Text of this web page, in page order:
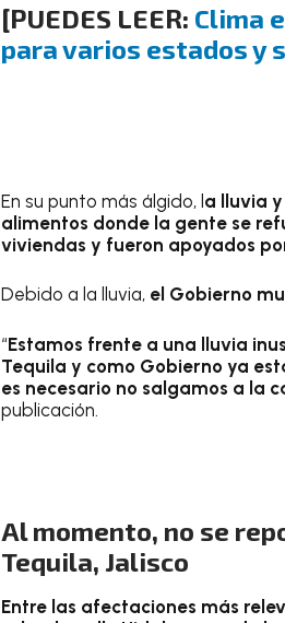
[PUEDES LEER: Clima
para varios estados y
En su punto más álgido, la lluvia
alimentos donde la gente se
viviendas y fueron apoyados
Debido a la lluvia, el Gobierno
“Estamos frente a una lluvia
Tequila y como Gobierno ya
es necesario no salgamos a la
publicación.
Al momento, no se
Tequila, Jalisco
Entre las afectaciones más